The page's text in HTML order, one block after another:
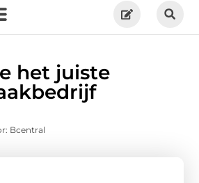
het juiste
Bcentral